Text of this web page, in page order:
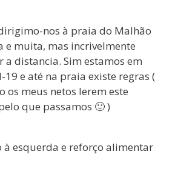
nos à praia do Malhão
e muita, mas incrivelmente
a distancia. Sim estamos em
19 e até na praia existe regras (
os meus netos lerem este
que passamos 🙂 )
à esquerda e reforço alimentar